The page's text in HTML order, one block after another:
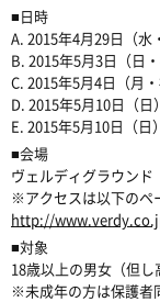
■日時
A. 2015年4月29日（水
B. 2015年5月3日（日
C. 2015年5月4日（月
D. 2015年5月10日（日
E. 2015年5月10日（
■会場
ヴェルディグラウンド
※アクセスは以下のペ
http://
■対象
18歳以上の男女（但し
※未成年の方は保護者